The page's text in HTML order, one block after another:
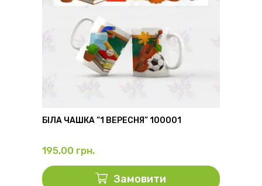
БІЛА ЧАШКА “1 ВЕРЕСНЯ” 100001
195,00 грн.
Замовити